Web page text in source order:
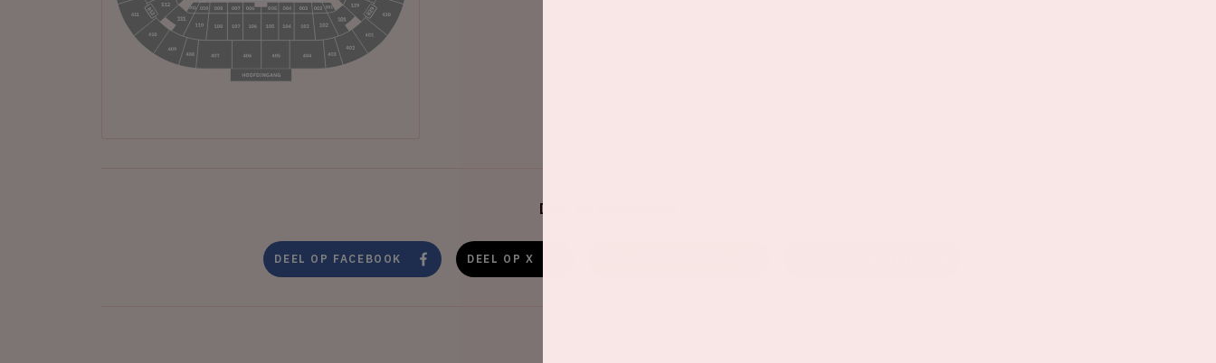
Deel dit evenement
DEEL OP FACEBOOK DEEL OP X